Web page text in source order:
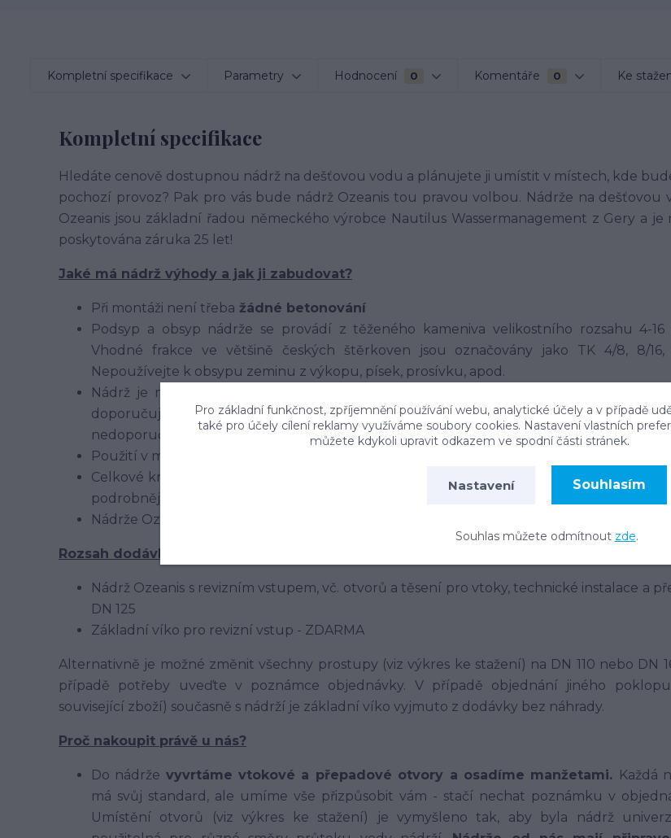
Kompletní specifikace Parametry Hodnocení 0 Komentáře 0 Ke
Kompletní specifikace
Hledáte cenově dostupnou nádrž na dešťovou vodu a plánujete ji umístit v místech, kde
pochozí provoz? Pak pro vás bude nádrž Ozeanis tou pravou volbou. Nádrže na dešťovou
Ozeanis jsou základní řadou německého výrobce Nautilus Wassermanagement z Gery a je
poskytována záruka 25 let!
Jaké má nádrž výhody a jak ji zabudovat?
Při montáži není třeba žádné betonování
Podsyp a obsyp nádrže se provádí z těženého kameniva velikostního rozsahu 4-16
Vhodné frakce ve většině českých štěrkoven jsou označovány jako TK 4/8, 8/16,
Nepoužívejte k obsypu zeminu z výkopu, písek, prosívku, apod.
Nádrž je možné použít v různých zeminách. V těch jílovitých a jiných hůře
doporučujeme oddrenážování podkladu, ve zcela nepropustných zeminách
nedoporučujeme
Použití v místech s výskytem spodní vody není možné.
Celkové krytí nádrže zeminou nad vrcholem hlavní válcové části nesmí přesáhnout cca
podrobnější info v montážním návodu.
Nádrže Ozeanis jsou určeny pro použití pouze v pochozích plochách.
Rozsah dodávky:
Nádrž Ozeanis s revizním vstupem, vč. otvorů a těsení pro vtoky, technické instalace a
DN 125
Základní víko pro revizní vstup - ZDARMA
Alternativně je možné změnit všechny prostupy (viz výkres ke stažení) na DN 110 nebo DN
případě potřeby uveďte v poznámce objednávky. V případě objednání jiného
související zboží) současně s nádrží je základní víko vyjmuto z dodávky bez náhrady.
Proč nakoupit právě u nás?
Do nádrže vyvrtáme vtokové a přepadové otvory a osadíme manžetami. Každá
má svůj standard, ale umíme vše přizpůsobit vám - stačí nechat poznámku v
Umístění otvorů (viz výkres ke stažení) je vymyšleno tak, aby byla nádrž
Pro základní funkčnost, zpříjemnění používání webu, analytické účely a v případě
také pro účely cílení reklamy využíváme soubory cookies. Nastavení vlastních
můžete kdykoli upravit odkazem ve spodní části stránek.
Nastavení Souhlasím
Souhlas můžete odmítnout zde.